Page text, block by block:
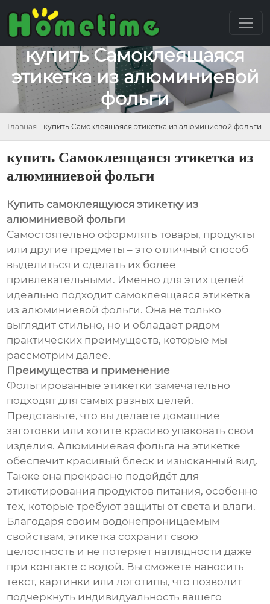
купить Самоклеящаяся
этикетка из алюминиевой
фольги
Главная - купить Самоклеящаяся этикетка из алюминиевой фольги
купить Самоклеящаяся этикетка из
алюминиевой фольги
Купить самоклеящуюся этикетку из
алюминиевой фольги
Самостоятельно оформлять товары, продукты
или другие предметы – это отличный способ
выделиться и сделать их более
привлекательными. Именно для этих целей
идеально подходит самоклеящаяся этикетка
из алюминиевой фольги. Она не только
выглядит стильно, но и обладает рядом
практических преимуществ, которые мы
рассмотрим далее.
Преимущества и применение
Фольгированные этикетки замечательно
подходят для самых разных целей.
Представьте, что вы делаете домашние
заготовки или хотите красиво упаковать свои
изделия. Алюминиевая фольга на этикетке
обеспечит красивый блеск и изысканный вид.
Также она прекрасно подойдёт для
этикетирования продуктов питания, особенно
тех, которые требуют защиты от света и влаги.
Благодаря своим водонепроницаемым
свойствам, этикетка сохранит свою
целостность и не потеряет наглядности даже
при контакте с водой. Вы сможете наносить
текст, картинки или логотипы, что позволит
подчеркнуть индивидуальность вашего